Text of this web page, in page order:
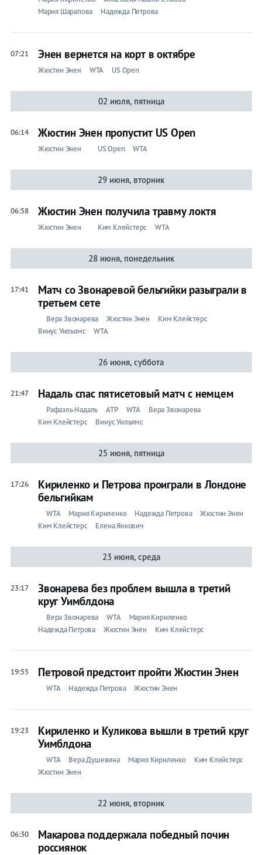
Мария Шарапова
Надежда Петрова
07:21 Энен вернется на корт в октябре
Жюстин Энен WTA US Open
02 июля, пятница
06:14 Жюстин Энен пропустит US Open
Жюстин Энен US Open WTA
29 июня, вторник
06:58 Жюстин Энен получила травму локтя
Жюстин Энен Ким Клейстерс WTA
28 июня, понедельник
17:41
Матч со Звонаревой бельгийки разыграли в
третьем сете
Вера Звонарева Жюстин Энен
Ким Клейстерс
Винус Уильямс
WTA
26 июня, суббота
21:47 Надаль спас пятисетовый матч с немцем
Рафаэль Надаль ATP WTA
Вера Звонарева
Ким Клейстерс
Винус Уильямс
25 июня, пятница
17:26
Кириленко и Петрова проиграли в Лондоне
бельгийкам
WTA Мария Кириленко Надежда Петрова
Жюстин Энен
Ким Клейстерс
Елена Янкович
23 июня, среда
23:17
Звонарева без проблем вышла в третий
круг Уимблдона
Вера Звонарева WTA
Мария Кириленко
Надежда Петрова
Жюстин Энен Ким Клейстерс
19:55 Петровой предстоит пройти Жюстин Энен
WTA Надежда Петрова Жюстин Энен
19:23
Кириленко и Куликова вышли в третий круг
Уимблдона
WTA Вера Душевина Мария Кириленко
Ким Клейстерс
Жюстин Энен
22 июня, вторник
06:30
Макарова поддержала победный почин
россиянок